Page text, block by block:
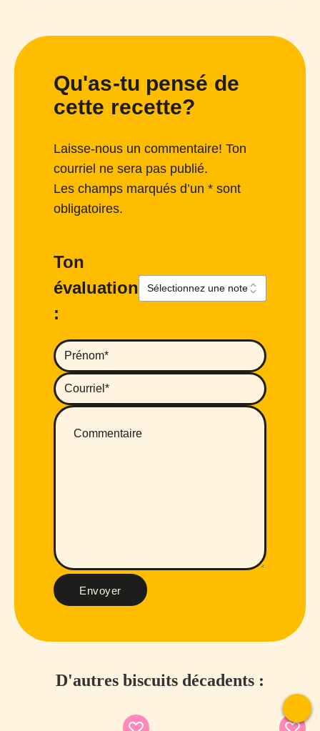
Qu'as-tu pensé de
cette recette?
Laisse-nous un commentaire! Ton
courriel ne sera pas publié.
Les champs marqués d’un * sont
obligatoires.
Ton
évaluation
:
Envoyer
D'autres biscuits décadents :